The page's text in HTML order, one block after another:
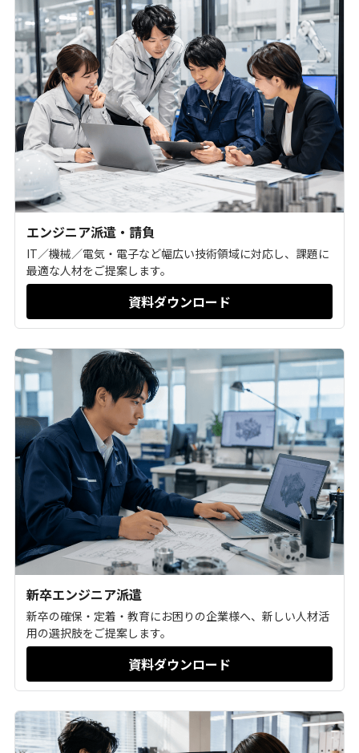
場マネジメント
QoWとは？働き方改革の新たな視点｜QoWと
健康経営が導く“仕事の質”のマネジメント戦略
【2026年最新版】健康経営の取り組み10選！職
場の健康管理もDX化しませんか？
エンジニア派遣・請負
IT／機械／電気・電子など幅広い技術領域に対応し、課題に
最適な人材をご提案します。
資料ダウンロード
新卒エンジニア派遣
新卒の確保・定着・教育にお困りの企業様へ、新しい人材活
用の選択肢をご提案します。
資料ダウンロード